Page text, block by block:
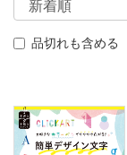
品切れも含める